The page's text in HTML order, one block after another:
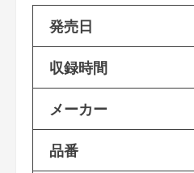
発売日
収録時間
メーカー
品番